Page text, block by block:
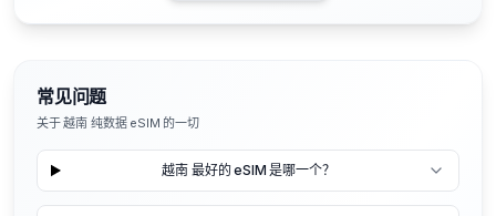
常见问题
关于 越南 纯数据 eSIM 的一切
越南 最好的 eSIM 是哪一个？